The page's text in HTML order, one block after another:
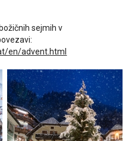
sejmih v
en/advent.html